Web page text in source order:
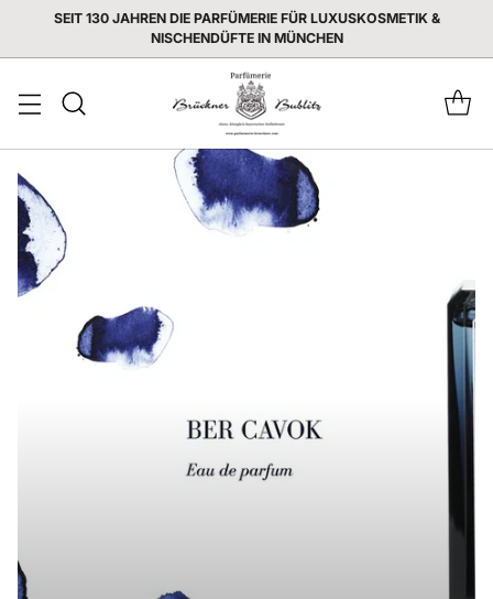
SEIT 130 JAHREN DIE PARFÜMERIE FÜR LUXUSKOSMETIK &
NISCHENDÜFTE IN MÜNCHEN